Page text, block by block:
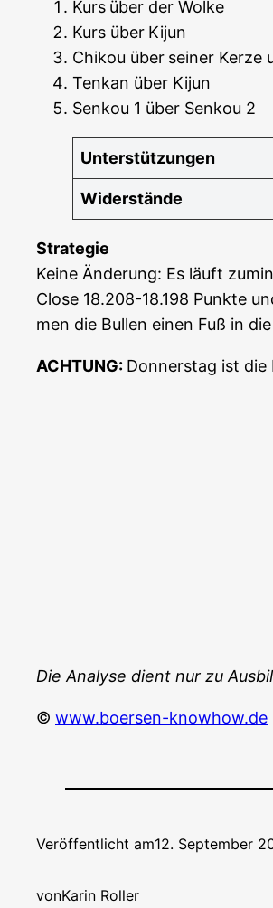
Kurs über der Wolke
Kurs über Kijun
Chi­kou über sei­ner Ker­ze
Ten­kan über Kijun
Sen­kou 1 über Sen­kou 2
Unter­stüt­zun­gen
Wider­stän­de
Stra­te­gie
Kei­ne Ände­rung: Es läuft
Clo­se 18.208-18.198 Punk­te
men die Bul­len einen Fuß in
ACHTUNG: Don­ners­tag ist die
Die Ana­ly­se dient nur zu
© www.boersen-knowhow.de
Veröffentlicht am12. September
vonKarin Roller